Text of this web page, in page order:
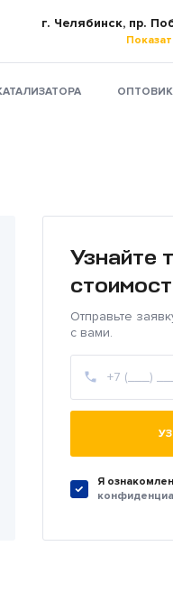
г. Челябинск, пр.
Узнайте
Отправьте
с вами.
Я